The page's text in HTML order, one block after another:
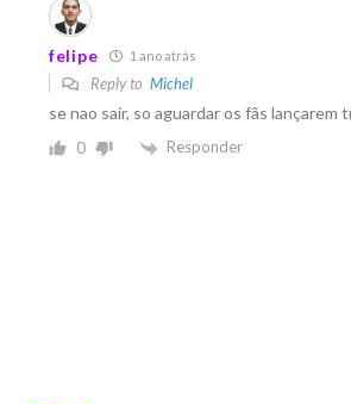
felipe 1 ano atrás
Reply to Michel
se nao sair, so aguardar os fãs lançarem
0 Responder